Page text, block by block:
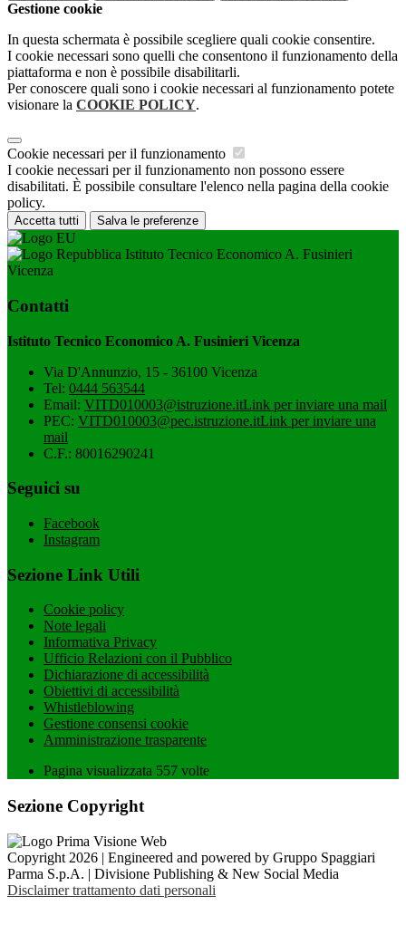
Gestione cookie
In questa schermata è possibile scegliere quali cookie consentire.
I cookie necessari sono quelli che consentono il funzionamento della
piattaforma e non è possibile disabilitarli.
Per conoscere quali sono i cookie necessari al funzionamento potete
visionare la COOKIE POLICY.
Cookie necessari per il funzionamento
I cookie necessari per il funzionamento non possono essere
disabilitati. È possibile consultare l'elenco nella pagina della cookie
policy.
Accetta tutti Salva le preferenze
Istituto Tecnico Economico A. Fusinieri
Vicenza
Contatti
Istituto Tecnico Economico A. Fusinieri Vicenza
Via D'Annunzio, 15 - 36100 Vicenza
Tel: 0444 563544
Email: VITD010003@istruzione.itLink per inviare una mail
PEC: VITD010003@pec.istruzione.itLink per inviare una
mail
C.F.: 80016290241
Seguici su
Facebook
Instagram
Sezione Link Utili
Cookie policy
Note legali
Informativa Privacy
Ufficio Relazioni con il Pubblico
Dichiarazione di accessibilità
Obiettivi di accessibilità
Whistleblowing
Gestione consensi cookie
Amministrazione trasparente
Pagina visualizzata 557 volte
Sezione Copyright
Copyright 2026 | Engineered and powered by Gruppo Spaggiari
Parma S.p.A. | Divisione Publishing & New Social Media
Disclaimer trattamento dati personali